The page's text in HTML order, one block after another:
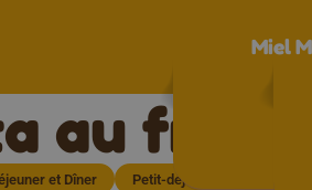
Miel
au
et Dîner Petit-déjeuner